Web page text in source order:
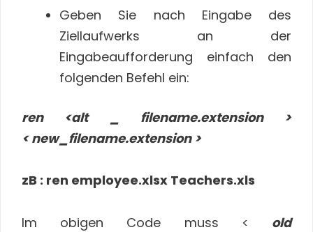
Geben Sie nach Eingabe des
Ziellaufwerks an der
Eingabeaufforderung einfach den
folgenden Befehl ein:
ren <alt _ filename.extension >
< new_filename.extension >
zB : ren employee.xlsx Teachers.xls
Im obigen Code muss < old